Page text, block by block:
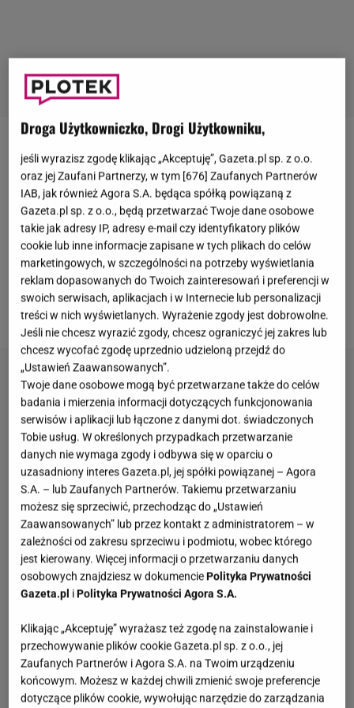
W dniu rozpoczęciaMistrzostw Świata w Piłce
Nożnej2026Maryla Rodowiczpostanowiła
przypomnieć swoim fanom wyjątkowy moment ze
swojej kariery. Na profilu wokalistki w mediach
społecznościowych pojawiło się archiwalne
nagranie z 1974 roku, na którym wykonuje utwór
"Futbol" podczas ceremonii otwarcia tej samej
imprezy w Monachium.
Droga Użytkowniczko, Drogi Użytkowniku,
jeśli wyrazisz zgodę klikając „Akceptuję”, Gazeta.pl sp. z o.o.
oraz jej Zaufani Partnerzy, w tym [676] Zaufanych Partnerów
IAB, jak również Agora S.A. będąca spółką powiązaną z
Gazeta.pl sp. z o.o., będą przetwarzać Twoje dane osobowe
takie jak adresy IP, adresy e-mail czy identyfikatory plików
cookie lub inne informacje zapisane w tych plikach do celów
marketingowych, w szczególności na potrzeby wyświetlania
reklam dopasowanych do Twoich zainteresowań i preferencji w
swoich serwisach, aplikacjach i w Internecie lub personalizacji
treści w nich wyświetlanych. Wyrażenie zgody jest dobrowolne.
Jeśli nie chcesz wyrazić zgody, chcesz ograniczyć jej zakres lub
chcesz wycofać zgodę uprzednio udzieloną przejdź do
„Ustawień Zaawansowanych”.
Twoje dane osobowe mogą być przetwarzane także do celów
badania i mierzenia informacji dotyczących funkcjonowania
serwisów i aplikacji lub łączone z danymi dot. świadczonych
Tobie usług. W określonych przypadkach przetwarzanie
danych nie wymaga zgody i odbywa się w oparciu o
uzasadniony interes Gazeta.pl, jej spółki powiązanej – Agora
S.A. – lub Zaufanych Partnerów. Takiemu przetwarzaniu
możesz się sprzeciwić, przechodząc do „Ustawień
Zaawansowanych” lub przez kontakt z administratorem – w
zależności od zakresu sprzeciwu i podmiotu, wobec którego
jest kierowany. Więcej informacji o przetwarzaniu danych
osobowych znajdziesz w dokumenciePolityka Prywatności
Gazeta.pl iPolityka Prywatności Agora S.A.
Klikając „Akceptuję” wyrażasz też zgodę na zainstalowanie i
przechowywanie plików cookie Gazeta.pl sp. z o.o., jej
Zaufanych Partnerów i Agora S.A. na Twoim urządzeniu
końcowym. Możesz w każdej chwili zmienić swoje preferencje
dotyczące plików cookie, wywołując narzędzie do zarządzania